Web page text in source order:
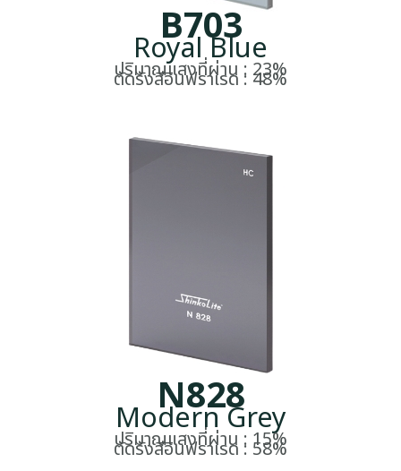
B703
Royal Blue
ปริมาณแสงที่ผ่าน : 23%
ตัดรังสีอินฟราเรด : 48%
N828
Modern Grey
ปริมาณแสงที่ผ่าน : 15%
ตัดรังสีอินฟราเรด : 58%